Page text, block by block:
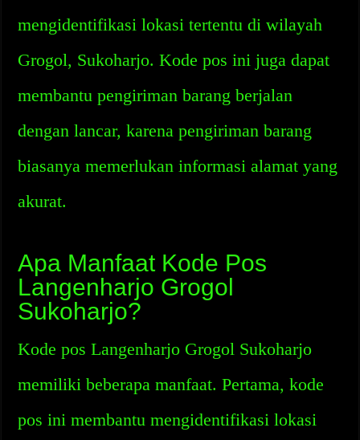
mengidentifikasi lokasi tertentu di wilayah
Grogol, Sukoharjo. Kode pos ini juga dapat
membantu pengiriman barang berjalan
dengan lancar, karena pengiriman barang
biasanya memerlukan informasi alamat yang
akurat.
Apa Manfaat Kode Pos
Langenharjo Grogol
Sukoharjo?
Kode pos Langenharjo Grogol Sukoharjo
memiliki beberapa manfaat. Pertama, kode
pos ini membantu mengidentifikasi lokasi